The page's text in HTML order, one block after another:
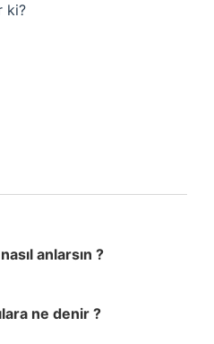
ki?
anlarsın ?
ne denir ?